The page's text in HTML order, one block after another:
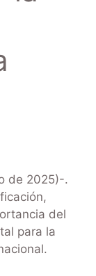
de 2025)-.
del
para la